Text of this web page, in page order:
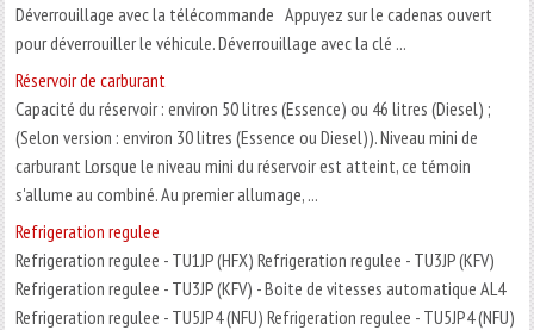
Déverrouillage avec la télécommande Appuyez sur le cadenas ouvert
pour déverrouiller le véhicule. Déverrouillage avec la clé ...
Réservoir de carburant
Capacité du réservoir : environ 50 litres (Essence) ou 46 litres (Diesel) ;
(Selon version : environ 30 litres (Essence ou Diesel)). Niveau mini de
carburant Lorsque le niveau mini du réservoir est atteint, ce témoin
s'allume au combiné. Au premier allumage, ...
Refrigeration regulee
Refrigeration regulee - TU1JP (HFX) Refrigeration regulee - TU3JP (KFV)
Refrigeration regulee - TU3JP (KFV) - Boite de vitesses automatique AL4
Refrigeration regulee - TU5JP4 (NFU) Refrigeration regulee - TU5JP4 (NFU)